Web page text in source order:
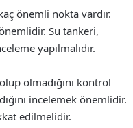
önemli nokta vardır.
Su tankeri,
yapılmalıdır.
olmadığını kontrol
incelemek önemlidir.
edilmelidir.